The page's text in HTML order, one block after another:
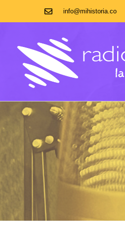
info@mihistoria.co